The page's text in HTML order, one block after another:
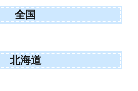
全国
北海道